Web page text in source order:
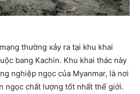
thường xảy ra tại khu khai
bang Kachin. Khu khai thác này
nghiệp ngọc của Myanmar, là nơi
ngọc chất lượng tốt nhất thế giới.